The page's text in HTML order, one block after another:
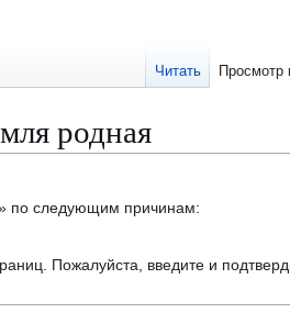
родная
по следующим причинам:
Пожалуйста, введите и
Читать Просмотр